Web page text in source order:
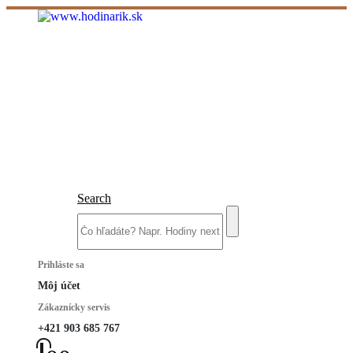
Search
Prihláste sa
Môj účet
Zákaznícky servis
+421 903 685 767